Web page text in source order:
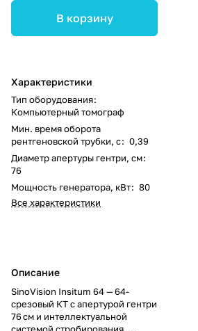
В корзину
Характеристики
Тип оборудования:
Компьютерный томограф
Мин. время оборота
рентгеновской трубки, с: 0,39
Диаметр апертуры гентри, см:
76
Мощность генератора, кВт: 80
Все характеристики
Описание
SinoVision Insitum 64 — 64-
срезовый КТ с апертурой гентри
76 см и интеллектуальной